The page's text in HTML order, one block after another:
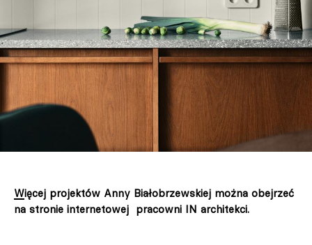
Więcej projektów Anny Białobrzewskiej można obejrzeć
na stronie internetowej pracowni IN architekci.